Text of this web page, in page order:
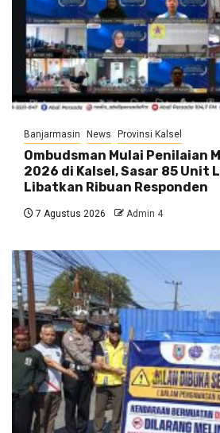
Banjarmasin News Provinsi Kalsel
Ombudsman Mulai Penilaian
2026 di Kalsel, Sasar 85 Unit
Libatkan Ribuan Responden
7 Agustus 2026 Admin 4